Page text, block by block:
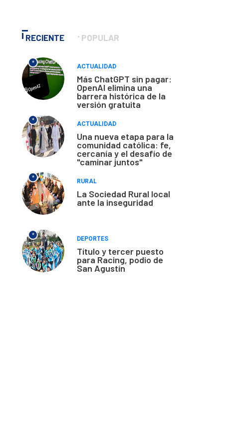
RECIENTE POPULAR
*
ACTUALIDAD
Más ChatGPT sin pagar:
OpenAI elimina una
barrera histórica de la
versión gratuita
*
ACTUALIDAD
Una nueva etapa para la
comunidad católica: fe,
cercanía y el desafío de
"caminar juntos"
*
RURAL
La Sociedad Rural local
ante la inseguridad
*
DEPORTES
Título y tercer puesto
para Racing, podio de
San Agustín